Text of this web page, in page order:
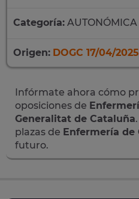
Categoría: AUTONÓMICA
Origen: DOGC 17/04/2025
Infórmate ahora cómo
oposiciones de
Generalitat de Cataluña
plazas de Enfermería de
futuro.